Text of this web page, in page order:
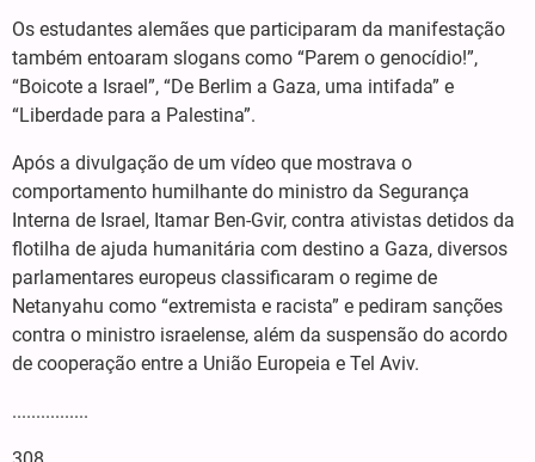
Os estudantes alemães que participaram da manifestação
também entoaram slogans como “Parem o genocídio!”,
“Boicote a Israel”, “De Berlim a Gaza, uma intifada” e
“Liberdade para a Palestina”.
Após a divulgação de um vídeo que mostrava o
comportamento humilhante do ministro da Segurança
Interna de Israel, Itamar Ben-Gvir, contra ativistas detidos da
flotilha de ajuda humanitária com destino a Gaza, diversos
parlamentares europeus classificaram o regime de
Netanyahu como “extremista e racista” e pediram sanções
contra o ministro israelense, além da suspensão do acordo
de cooperação entre a União Europeia e Tel Aviv.
................